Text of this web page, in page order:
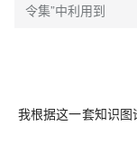
令集”中利用到
我根据这一套知识